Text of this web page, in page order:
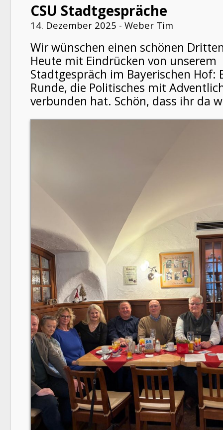
CSU Stadtgespräche
14. Dezember 2025 - Weber Tim
Wir wünschen einen schönen
Heute mit Eindrücken von unserem
Stadtgespräch im Bayerischen Hof:
Runde, die Politisches mit
verbunden hat. Schön, dass ihr da